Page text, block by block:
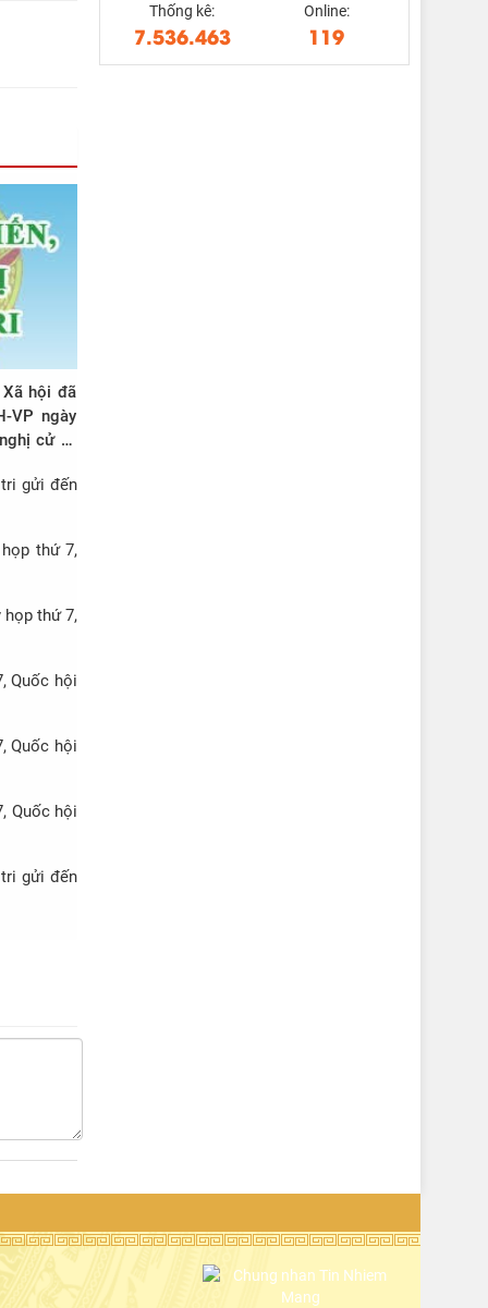
hội đã
VP ngày
cử tri
gửi đến
thứ 7,
họp thứ 7,
Quốc hội
Quốc hội
Quốc hội
gửi đến
Thống kê:
7.536.463
Online:
119